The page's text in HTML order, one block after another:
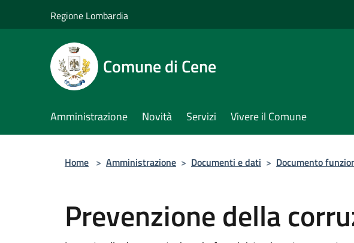
Regione Lombardia
Comune di Cene
Amministrazione Novità Servizi Vivere il Comune
Home > Amministrazione > Documenti e dati > Documento
Prevenzione della